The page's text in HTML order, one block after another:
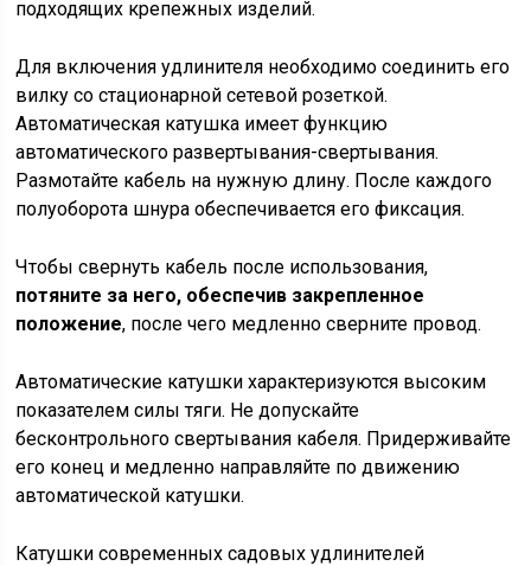
подходящих крепежных изделий.
Для включения удлинителя необходимо соединить его
вилку со стационарной сетевой розеткой.
Автоматическая катушка имеет функцию
автоматического развертывания-свертывания.
Размотайте кабель на нужную длину. После каждого
полуоборота шнура обеспечивается его фиксация.
Чтобы свернуть кабель после использования,
потяните за него, обеспечив закрепленное
положение, после чего медленно сверните провод.
Автоматические катушки характеризуются высоким
показателем силы тяги. Не допускайте
бесконтрольного свертывания кабеля. Придерживайте
его конец и медленно направляйте по движению
автоматической катушки.
Катушки современных садовых удлинителей